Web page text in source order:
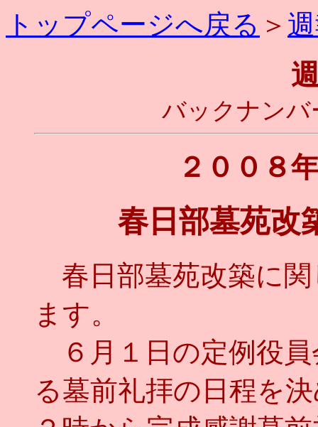
トップページへ戻る ＞
バックナンバ
２００
春日部墓苑改
春日部墓苑改築に
ます。
６月１日の定例役員
る墓前礼拝の日程を